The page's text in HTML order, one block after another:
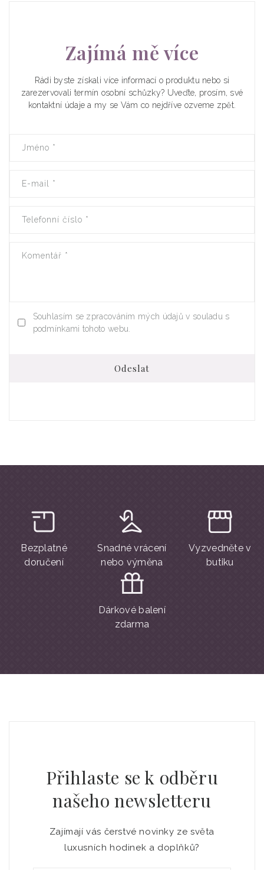
Zajímá mě více
Rádi byste získali více informací o produktu nebo si
zarezervovali termín osobní schůzky? Uveďte, prosím, své
kontaktní údaje a my se Vám co nejdříve ozveme zpět.
Jméno *
E-mail *
Telefonní číslo *
Komentář *
Souhlasím se zpracováním mých údajů v souladu s
podmínkami tohoto webu.
Odeslat
Bezplatné
doručení
Snadné vrácení
nebo výměna
Vyzvedněte v
butiku
Dárkové balení
zdarma
Přihlaste se k odběru
našeho newsletteru
Zajímají vás čerstvé novinky ze světa
luxusních hodinek a doplňků?